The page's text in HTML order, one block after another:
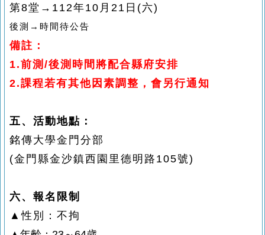
第8堂→112年10月21日(六)
後測→時間待公告
備註：
1.前測/後測時間將配合縣府安排
2.課程若有其他因素調整，會另行通知
五、活動地點：
銘傳大學金門分部
(金門縣金沙鎮西園里德明路105號)
六、報名限制
▲性別：不拘